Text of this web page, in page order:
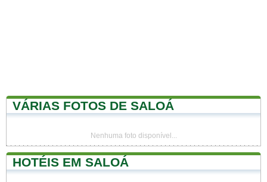
VÁRIAS FOTOS DE SALOÁ
Nenhuma foto disponível...
HOTÉIS EM SALOÁ